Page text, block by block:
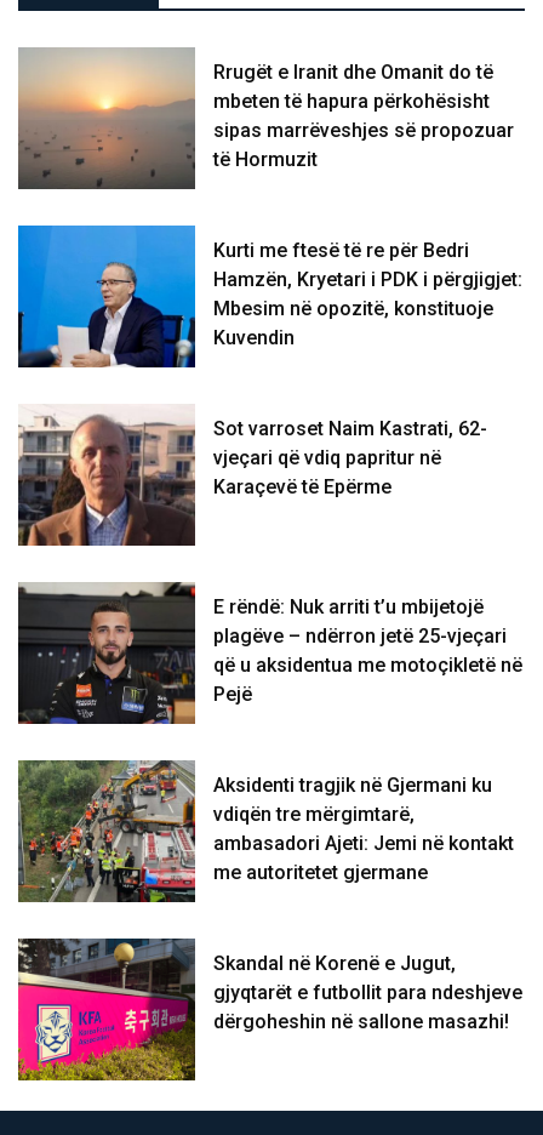
Rrugët e Iranit dhe Omanit do të
mbeten të hapura përkohësisht
sipas marrëveshjes së propozuar
të Hormuzit
Kurti me ftesë të re për Bedri
Hamzën, Kryetari i PDK i përgjigjet:
Mbesim në opozitë, konstituoje
Kuvendin
Sot varroset Naim Kastrati, 62-
vjeçari që vdiq papritur në
Karaçevë të Epërme
E rëndë: Nuk arriti t’u mbijetojë
plagëve – ndërron jetë 25-vjeçari
që u aksidentua me motoçikletë në
Pejë
Aksidenti tragjik në Gjermani ku
vdiqën tre mërgimtarë,
ambasadori Ajeti: Jemi në kontakt
me autoritetet gjermane
Skandal në Korenë e Jugut,
gjyqtarët e futbollit para ndeshjeve
dërgoheshin në sallone masazhi!